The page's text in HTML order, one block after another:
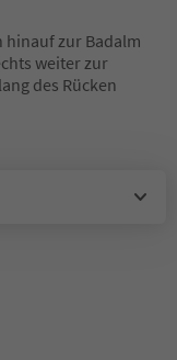
hinauf zur Badalm
weiter zur
des Rücken